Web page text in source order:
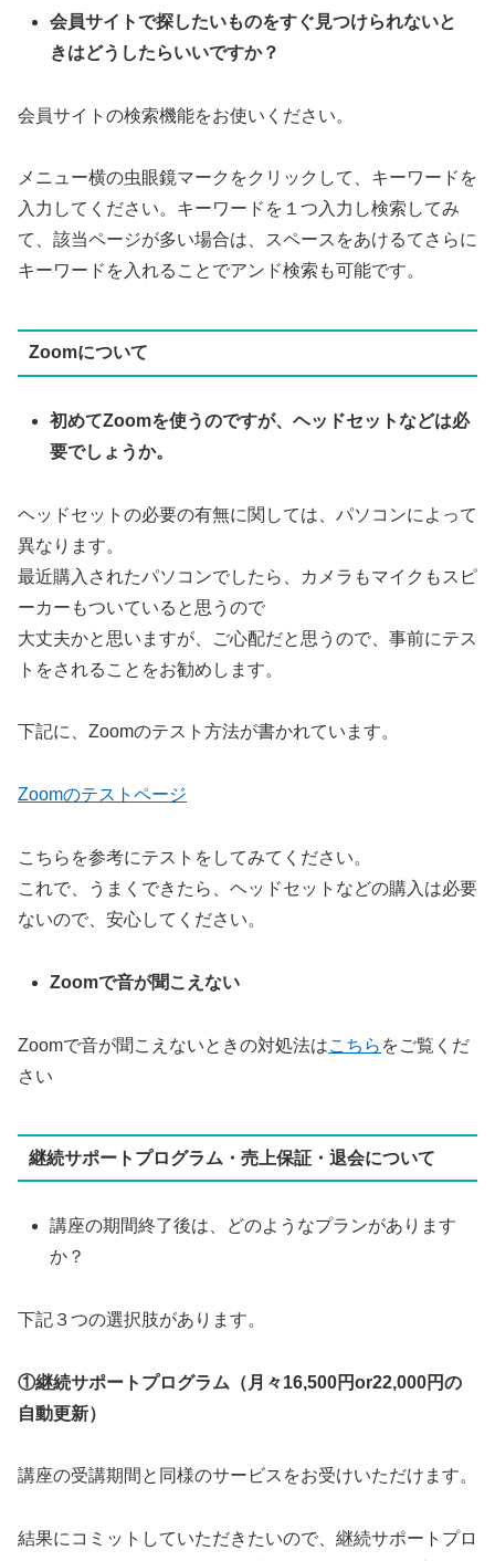
会員サイトで探したいものをすぐ見つけられないと
きはどうしたらいいですか？
会員サイトの検索機能をお使いください。
メニュー横の虫眼鏡マークをクリックして、キーワードを
入力してください。キーワードを１つ入力し検索してみ
て、該当ページが多い場合は、スペースをあけるてさらに
キーワードを入れることでアンド検索も可能です。
Zoomについて
初めてZoomを使うのですが、ヘッドセットなどは必
要でしょうか。
ヘッドセットの必要の有無に関しては、パソコンによって
異なります。
最近購入されたパソコンでしたら、カメラもマイクもスピ
ーカーもついていると思うので
大丈夫かと思いますが、ご心配だと思うので、事前にテス
トをされることをお勧めします。
下記に、Zoomのテスト方法が書かれています。
Zoomのテストページ
こちらを参考にテストをしてみてください。
これで、うまくできたら、ヘッドセットなどの購入は必要
ないので、安心してください。
Zoomで音が聞こえない
Zoomで音が聞こえないときの対処法はこちら をご覧くだ
さい
継続サポートプログラム・売上保証・退会について
講座の期間終了後は、どのようなプランがあります
か？
下記３つの選択肢があります。
①継続サポートプログラム（月々16,500円or22,000円の
自動更新）
講座の受講期間と同様のサービスをお受けいただけます。
結果にコミットしていただきたいので、継続サポートプロ